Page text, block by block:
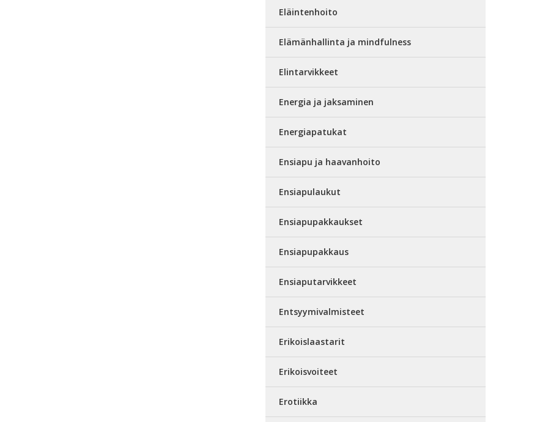
Eläintenhoito
Elämänhallinta ja mindfulness
Elintarvikkeet
Energia ja jaksaminen
Energiapatukat
Ensiapu ja haavanhoito
Ensiapulaukut
Ensiapupakkaukset
Ensiapupakkaus
Ensiaputarvikkeet
Entsyymivalmisteet
Erikoislaastarit
Erikoisvoiteet
Erotiikka